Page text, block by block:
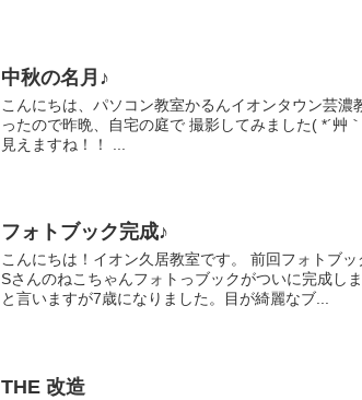
中秋の名月♪
こんにちは、パソコン教室かるんイオンタウン芸
ったので昨晩、自宅の庭で 撮影してみました( *´艸
見えますね！！ ...
フォトブック完成♪
こんにちは！イオン久居教室です。 前回フォトブ
Sさんのねこちゃんフォトっブックがついに完成し
と言いますが7歳になりました。目が綺麗なブ...
THE 改造